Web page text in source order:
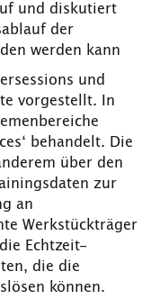
und diskutiert
der
werden kann
und
vorgestellt. In
behandelt. Die
über den
zur
an
Werkstückträger
Echtzeit-
die die
können.